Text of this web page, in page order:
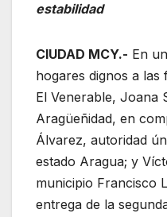
estabilidad
CIUDAD MCY.- En
hogares dignos a las
El Venerable, Joana
Aragüeñidad, en
Álvarez, autoridad
estado Aragua; y
municipio Francisco
entrega de la